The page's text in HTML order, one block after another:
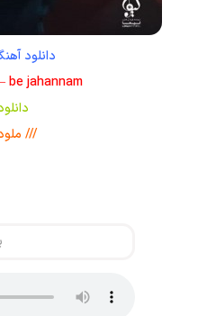
دانلود
be jahannam
///